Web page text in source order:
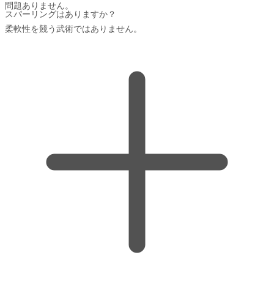
問題ありません。
柔軟性を競う武術ではありません。
スパーリングはありますか？